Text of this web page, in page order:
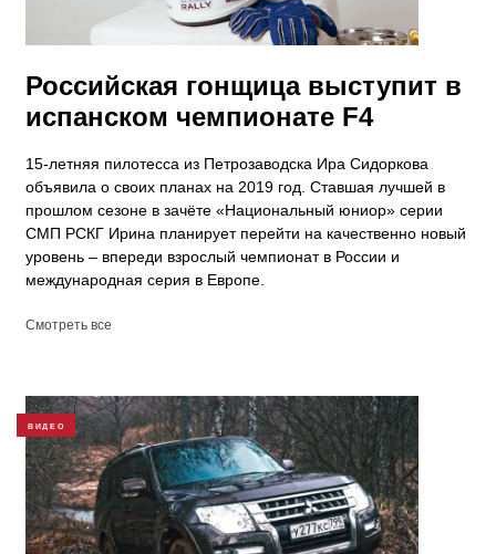
Российская гонщица выступит в
испанском чемпионате F4
15-летняя пилотесса из Петрозаводска Ира Сидоркова
объявила о своих планах на 2019 год. Ставшая лучшей в
прошлом сезоне в зачёте «Национальный юниор» серии
СМП РСКГ Ирина планирует перейти на качественно новый
уровень – впереди взрослый чемпионат в России и
международная серия в Европе.
Смотреть все
ВИДЕО